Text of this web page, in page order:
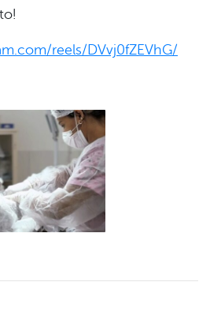
reels/DVvj0fZEVhG/